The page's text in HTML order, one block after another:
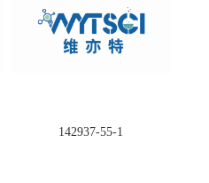
142937-55-1